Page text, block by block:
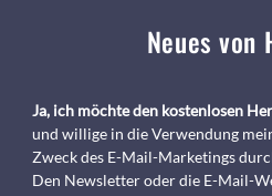
Neues von
Ja, ich möchte den kostenlosen
und willige in die Verwendung
Zweck des E-Mail-Marketings
Den Newsletter oder die E-Mail-